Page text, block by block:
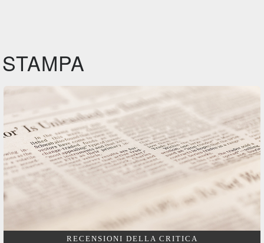
STAMPA
RECENSIONI DELLA CRITICA